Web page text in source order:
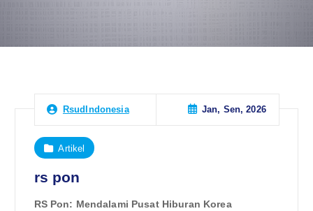
RsudIndonesia Jan, Sen, 2026
Artikel
rs pon
RS Pon: Mendalami Pusat Hiburan Korea